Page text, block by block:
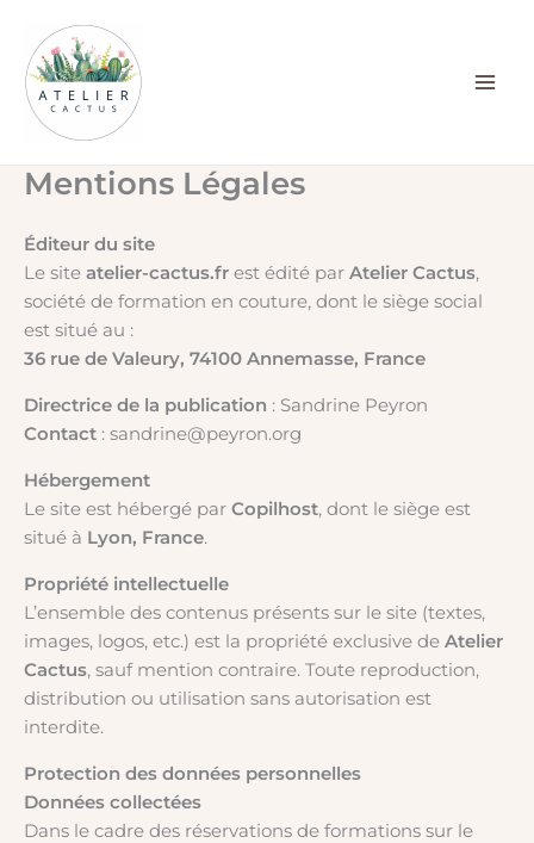
contenu
Mentions Légales
Éditeur du site
Le site atelier-cactus.fr est édité par Atelier Cactus,
société de formation en couture, dont le siège social
est situé au :
36 rue de Valeury, 74100 Annemasse, France
Directrice de la publication : Sandrine Peyron
Contact : sandrine@peyron.org
Hébergement
Le site est hébergé par Copilhost, dont le siège est
situé à Lyon, France.
Propriété intellectuelle
L’ensemble des contenus présents sur le site (textes,
images, logos, etc.) est la propriété exclusive de Atelier
Cactus, sauf mention contraire. Toute reproduction,
distribution ou utilisation sans autorisation est
interdite.
Protection des données personnelles
Données collectées
Dans le cadre des réservations de formations sur le